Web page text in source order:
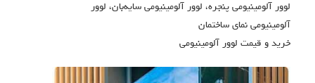
لوور آلومینیومی پنجره، لوور آلومینیومی سایه‌بان، لوور
آلومینیومی نمای ساختمان
خرید و قیمت لوور آلومینیومی